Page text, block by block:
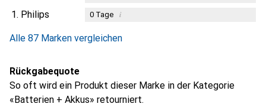
1. Philips 0Tage i
Alle 87 Marken vergleichen
Rückgabequote
So oft wird ein Produkt dieser Marke in der Kategorie
«Batterien + Akkus» retourniert.